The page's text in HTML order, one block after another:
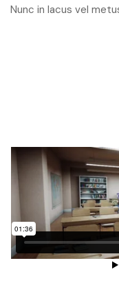
Nunc in lacus vel